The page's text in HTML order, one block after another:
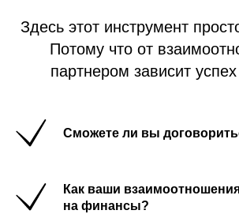
Здесь этот инструмент
Потому что от
партнером зависит
Сможете ли вы
Как ваши
на финансы?